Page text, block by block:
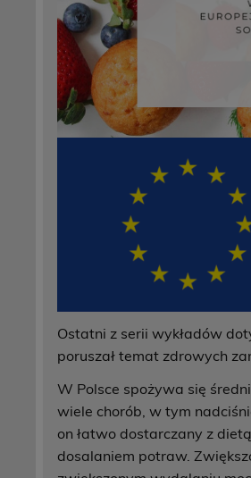
Ostatni z serii wykładów
poruszał temat zdrowych
W Polsce spożywa się
wiele chorób, w tym
on łatwo dostarczany z
dosalaniem potraw.